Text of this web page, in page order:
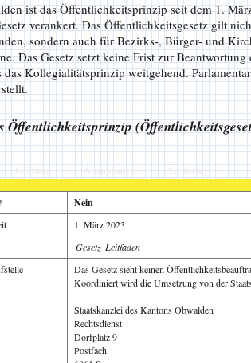
ist das Öffentlichkeitsprinzip seit dem 1.
verankert. Das Öffentlichkeitsgesetz gilt
sondern auch für Bezirks-, Bürger- und
Das Gesetz setzt keine Frist zur Beantwortung
das Kollegialitätsprinzip weitgehend.
Öffentlichkeitsprinzip
Geltung Ausnahmen Gesuch
Nein
1. März 2023
Gesetz Leitfaden
Das Gesetz sieht keinen
Koordiniert wird die Umsetzung von der
Staatskanzlei des Kantons Obwalden
Rechtsdienst
Dorfplatz 9
Postfach